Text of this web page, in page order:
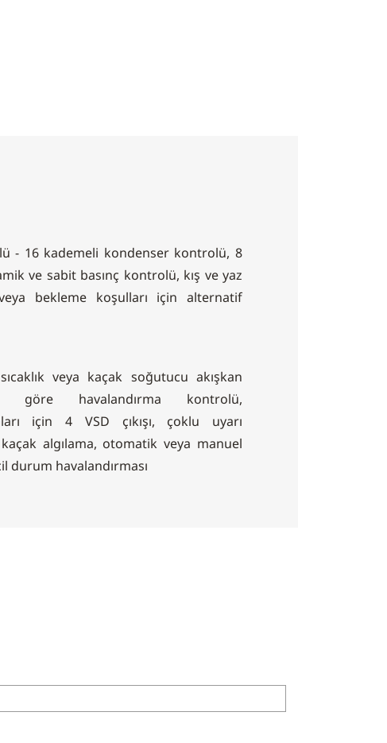
- 16 kademeli kondenser kontrolü, 8
ve sabit basınç kontrolü, kış ve yaz
bekleme koşulları için alternatif
veya kaçak soğutucu akışkan
göre havalandırma kontrolü,
için 4 VSD çıkışı, çoklu uyarı
algılama, otomatik veya manuel
durum havalandırması